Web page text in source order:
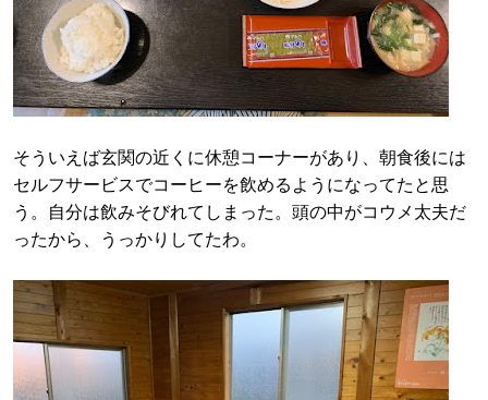
そういえば玄関の近くに休憩コーナーがあり、朝食後には
セルフサービスでコーヒーを飲めるようになってたと思
う。自分は飲みそびれてしまった。頭の中がコウメ太夫だ
ったから、うっかりしてたわ。